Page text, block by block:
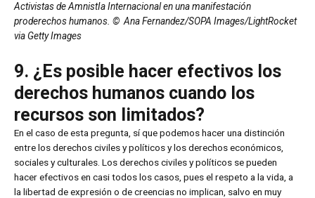
Activistas de AmnistIa Internacional en una manifestación
proderechos humanos. © Ana Fernandez/SOPA Images/LightRocket
via Getty Images
9. ¿Es posible hacer efectivos los
derechos humanos cuando los
recursos son limitados?
En el caso de esta pregunta, sí que podemos hacer una distinción
entre los derechos civiles y políticos y los derechos económicos,
sociales y culturales. Los derechos civiles y políticos se pueden
hacer efectivos en casi todos los casos, pues el respeto a la vida, a
la libertad de expresión o de creencias no implican, salvo en muy